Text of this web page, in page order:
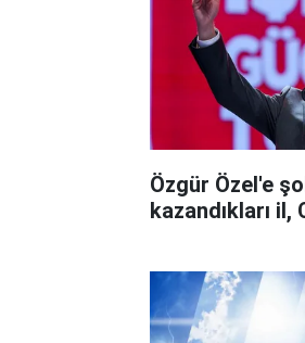
Özgür Özel'e
kazandıkları il,